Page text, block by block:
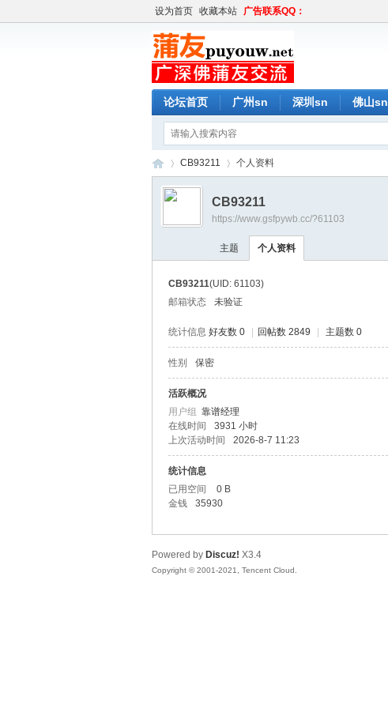
设为首页 收藏本站 广告联系QQ：
论坛首页 广州sn 深圳sn 佛山sn
›
CB93211 个人资料
CB93211
https://www.gsfpywb.cc/?61103
主题 个人资料
CB93211(UID: 61103)
邮箱状态
未验证
统计信息 好友数 0 回帖数 2849 主题数 0
性别 保密
活跃概况
用户组 靠谱经理
在线时间
3931 小时
上次活动时间
2026-8-7 11:23
统计信息
已用空间
0 B
金钱
35930
Powered by Discuz! X3.4
Copyright © 2001-2021, Tencent Cloud.